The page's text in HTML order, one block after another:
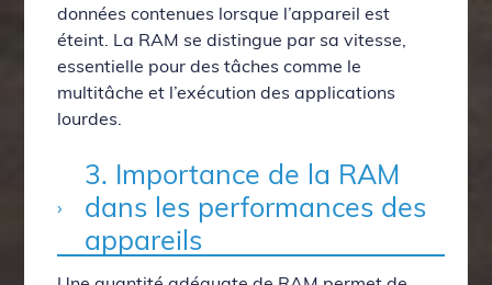
données contenues lorsque l’appareil est
éteint. La RAM se distingue par sa vitesse,
essentielle pour des tâches comme le
multitâche et l’exécution des applications
lourdes.
3. Importance de la RAM
dans les performances des
appareils